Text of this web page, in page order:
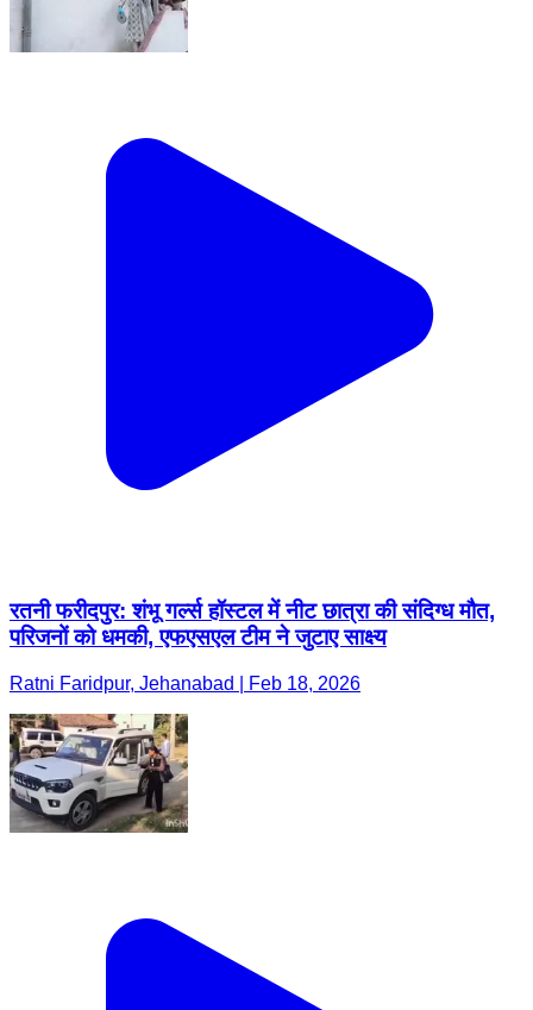
रतनी फरीदपुर: शंभू गर्ल्स हॉस्टल में नीट छात्रा की संदिग्ध मौत,
परिजनों को धमकी, एफएसएल टीम ने जुटाए साक्ष्य
Ratni Faridpur, Jehanabad | Feb 18, 2026